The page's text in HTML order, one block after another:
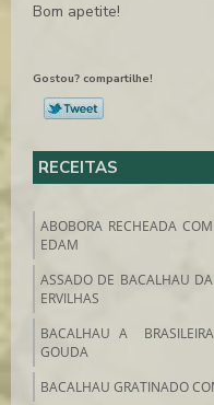
Bom apetite!
Gostou? compartilhe!
RECEITAS
ABOBORA RECHEADA
EDAM
ASSADO DE BACALHAU
ERVILHAS
BACALHAU A
GOUDA
BACALHAU GRATINADO